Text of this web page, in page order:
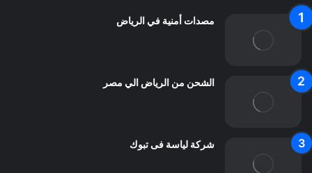
مصدات أمنية في الرياض
الشحن من الرياض الي مصر
شركة لياسة فى تبوك